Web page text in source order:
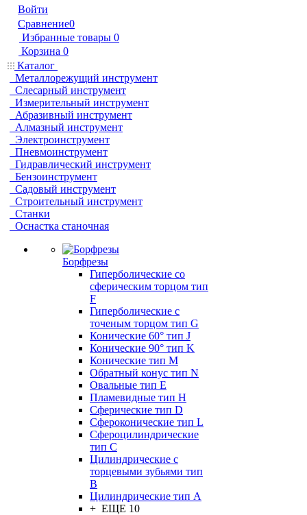
Войти
Сравнение0
Избранные товары 0
Корзина 0
Каталог
Металлорежущий инструмент
Слесарный инструмент
Измерительный инструмент
Абразивный инструмент
Алмазный инструмент
Электроинструмент
Пневмоинструмент
Гидравлический инструмент
Бензоинструмент
Садовый инструмент
Строительный инструмент
Станки
Оснастка станочная
Борфрезы
Гиперболические cо
сферическим торцом тип
F
Гиперболические с
точеным торцом тип G
Конические 60° тип J
Конические 90° тип K
Конические тип M
Обратный конус тип N
Овальные тип E
Пламевидные тип H
Сферические тип D
Сфероконические тип L
Сфероцилиндрические
тип C
Цилиндрические с
торцевыми зубьями тип
B
Цилиндрические тип А
+ ЕЩЕ 10